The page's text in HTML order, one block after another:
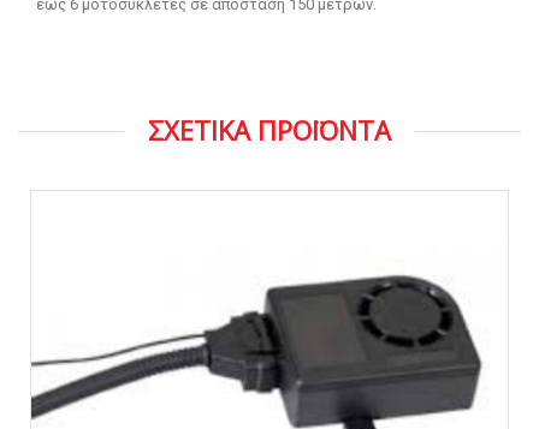
έως 6 μοτοσυκλέτες σε απόσταση 150 μέτρων.
ΣΧΕΤΙΚΑ ΠΡΟΪΟΝΤΑ